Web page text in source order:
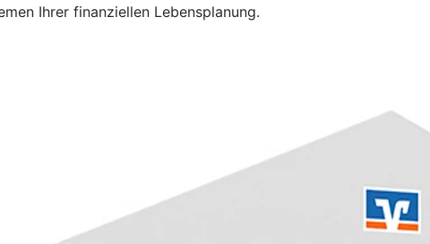
Ihrer finanziellen Lebensplanung.